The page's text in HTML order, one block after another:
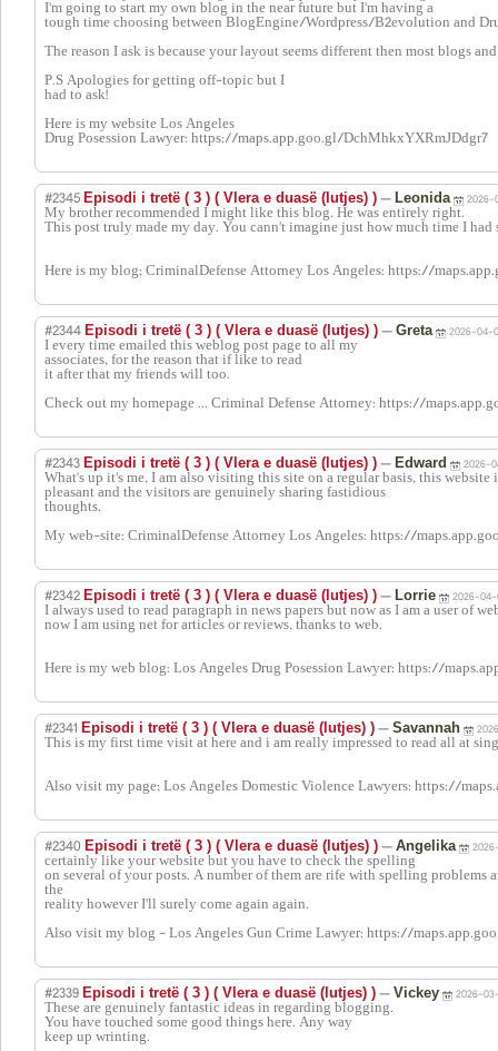
I'm going to start my own blog in the near future but I'm having a
tough time choosing between BlogEngine/Wordpress/B2evolution and
The reason I ask is because your layout seems different then most blogs
P.S Apologies for getting off-topic but I
had to ask!
Here is my website Los Angeles
Drug Posession Lawyer: https://maps.app.goo.gl/DchMhkxYXRmJDdgr7
#2345 Episodi i tretë ( 3 ) ( Vlera e duasë (lutjes) ) — Leonida 2026-
My brother recommended I might like this blog. He was entirely right.
This post truly made my day. You cann't imagine just how much time I
Here is my blog; CriminalDefense Attorney Los Angeles: https://
#2344 Episodi i tretë ( 3 ) ( Vlera e duasë (lutjes) ) — Greta 2026-04-
I every time emailed this weblog post page to all my
associates, for the reason that if like to read
it after that my friends will too.
Check out my homepage ... Criminal Defense Attorney: https://
#2343 Episodi i tretë ( 3 ) ( Vlera e duasë (lutjes) ) — Edward 2026-
What's up it's me, I am also visiting this site on a regular basis, this
pleasant and the visitors are genuinely sharing fastidious
thoughts.
My web-site: CriminalDefense Attorney Los Angeles: https://
#2342 Episodi i tretë ( 3 ) ( Vlera e duasë (lutjes) ) — Lorrie 2026-04-
I always used to read paragraph in news papers but now as I am a user of
now I am using net for articles or reviews, thanks to web.
Here is my web blog: Los Angeles Drug Posession Lawyer: https://
#2341 Episodi i tretë ( 3 ) ( Vlera e duasë (lutjes) ) — Savannah
This is my first time visit at here and i am really impressed to read all at
Also visit my page; Los Angeles Domestic Violence Lawyers: https://
#2340 Episodi i tretë ( 3 ) ( Vlera e duasë (lutjes) ) — Angelika
certainly like your website but you have to check the spelling
on several of your posts. A number of them are rife with spelling
the
reality however I'll surely come again again.
Also visit my blog - Los Angeles Gun Crime Lawyer: https://
#2339 Episodi i tretë ( 3 ) ( Vlera e duasë (lutjes) ) — Vickey 2026-
These are genuinely fantastic ideas in regarding blogging.
You have touched some good things here. Any way
keep up wrinting.